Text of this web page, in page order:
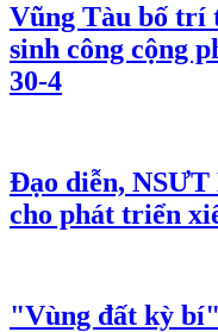
Vũng Tàu bố trí
sinh công cộng
30-4
Đạo diễn,
cho phát triển
"Vùng đất kỳ